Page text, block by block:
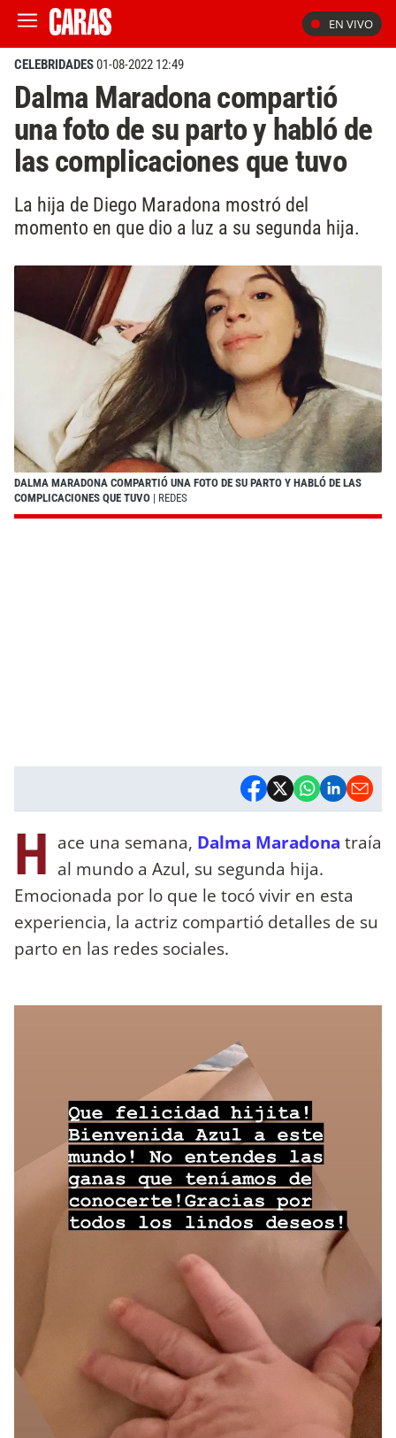
EN VIVO
CELEBRIDADES01-08-2022 12:49
Dalma Maradona compartió
una foto de su parto y habló de
las complicaciones que tuvo
La hija de Diego Maradona mostró del
momento en que dio a luz a su segunda hija.
DALMA MARADONA COMPARTIÓ UNA FOTO DE SU PARTO Y HABLÓ DE LAS
COMPLICACIONES QUE TUVO | REDES
H ace una semana, Dalma Maradona traía
al mundo a Azul, su segunda hija.
Emocionada por lo que le tocó vivir en esta
experiencia, la actriz compartió detalles de su
parto en las redes sociales.